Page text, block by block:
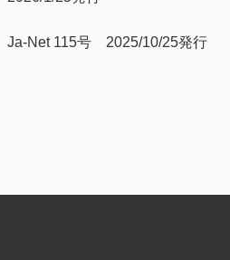
Ja-Net 115号 2025/10/25発行